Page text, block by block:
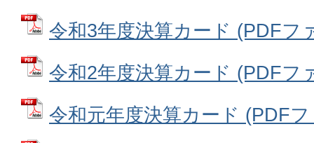
令和3年度決算カード (PDFフ
令和2年度決算カード (PDFフ
令和元年度決算カード (PDF